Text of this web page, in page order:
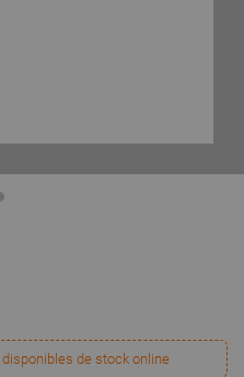
disponibles de stock online